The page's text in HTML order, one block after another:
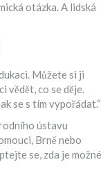
otázka. A lidská
Můžete si ji
vědět, co se děje.
se s tím vypořádat.“
ústavu
Brně nebo
se, zda je možné